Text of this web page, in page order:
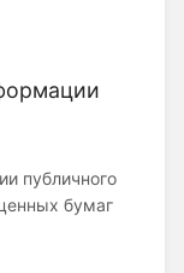
публичного
бумаг